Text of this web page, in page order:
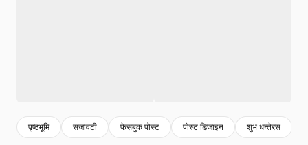
पृष्ठभूमि सजावटी फेसबुक पोस्ट पोस्ट डिजाइन शुभ धन्तेरस